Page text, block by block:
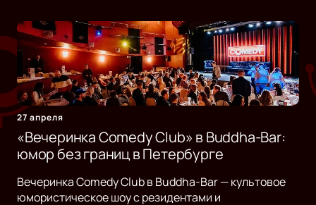
27 апреля
«Вечеринка Comedy Club» в Buddha-Bar:
юмор без границ в Петербурге
Вечеринка Comedy Club в Buddha-Bar — культовое
юмористическое шоу с резидентами и